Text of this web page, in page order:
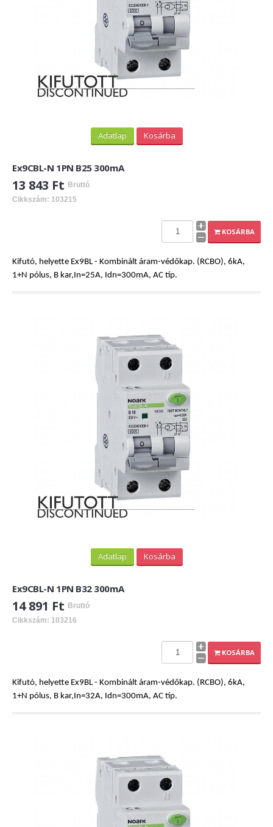
Adatlap Kosárba
Ex9CBL-N 1PN B25 300mA
13 843 Ft Bruttó
Cikkszám: 103215
KOSÁRBA
Kifutó, helyette Ex9BL - Kombinált áram-védőkap. (RCBO), 6kA,
1+N pólus, B kar,In=25A, Idn=300mA, AC típ.
Adatlap Kosárba
Ex9CBL-N 1PN B32 300mA
14 891 Ft Bruttó
Cikkszám: 103216
KOSÁRBA
Kifutó, helyette Ex9BL - Kombinált áram-védőkap. (RCBO), 6kA,
1+N pólus, B kar,In=32A, Idn=300mA, AC típ.